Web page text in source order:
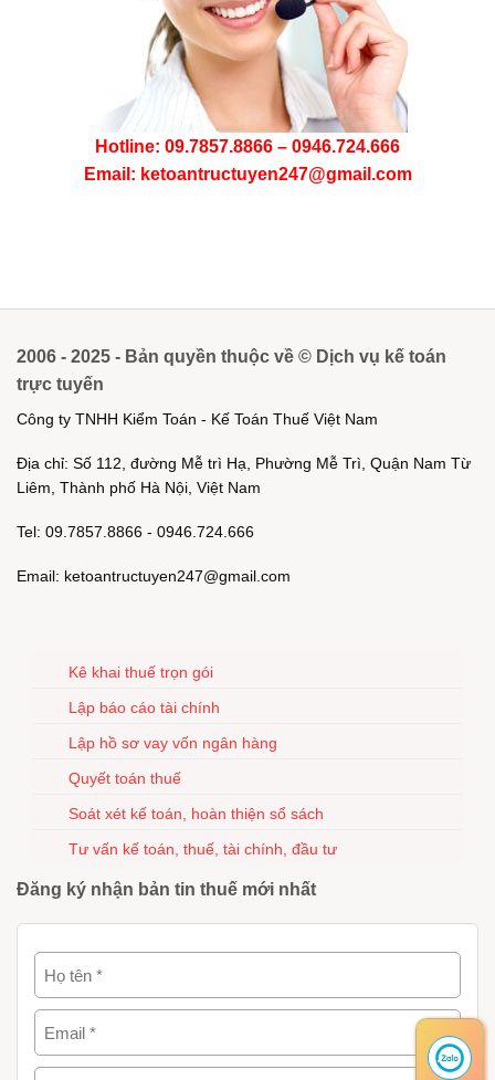
Hotline: 09.7857.8866 – 0946.724.666
Email: ketoantructuyen247@gmail.com
2006 - 2025 - Bản quyền thuộc về © Dịch vụ kế toán
trực tuyến
Công ty TNHH Kiểm Toán - Kế Toán Thuế Việt Nam
Địa chỉ: Số 112, đường Mễ trì Hạ, Phường Mễ Trì, Quận Nam Từ
Liêm, Thành phố Hà Nội, Việt Nam
Tel: 09.7857.8866 - 0946.724.666
Email: ketoantructuyen247@gmail.com
Kê khai thuế trọn gói
Lập báo cáo tài chính
Lập hồ sơ vay vốn ngân hàng
Quyết toán thuế
Soát xét kế toán, hoàn thiện sổ sách
Tư vấn kế toán, thuế, tài chính, đầu tư
Đăng ký nhận bản tin thuế mới nhất